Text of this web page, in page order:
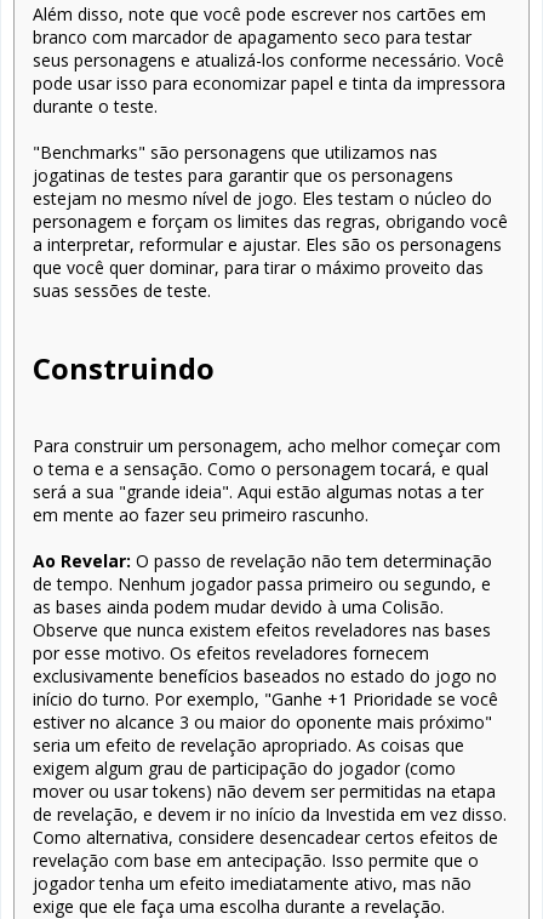
Além disso, note que você pode escrever nos cartões em
branco com marcador de apagamento seco para testar
seus personagens e atualizá-los conforme necessário. Você
pode usar isso para economizar papel e tinta da impressora
durante o teste.
"Benchmarks" são personagens que utilizamos nas
jogatinas de testes para garantir que os personagens
estejam no mesmo nível de jogo. Eles testam o núcleo do
personagem e forçam os limites das regras, obrigando você
a interpretar, reformular e ajustar. Eles são os personagens
que você quer dominar, para tirar o máximo proveito das
suas sessões de teste.
Construindo
Para construir um personagem, acho melhor começar com
o tema e a sensação. Como o personagem tocará, e qual
será a sua "grande ideia". Aqui estão algumas notas a ter
em mente ao fazer seu primeiro rascunho.
Ao Revelar: O passo de revelação não tem determinação
de tempo. Nenhum jogador passa primeiro ou segundo, e
as bases ainda podem mudar devido à uma Colisão.
Observe que nunca existem efeitos reveladores nas bases
por esse motivo. Os efeitos reveladores fornecem
exclusivamente benefícios baseados no estado do jogo no
início do turno. Por exemplo, "Ganhe +1 Prioridade se você
estiver no alcance 3 ou maior do oponente mais próximo"
seria um efeito de revelação apropriado. As coisas que
exigem algum grau de participação do jogador (como
mover ou usar tokens) não devem ser permitidas na etapa
de revelação, e devem ir no início da Investida em vez disso.
Como alternativa, considere desencadear certos efeitos de
revelação com base em antecipação. Isso permite que o
jogador tenha um efeito imediatamente ativo, mas não
exige que ele faça uma escolha durante a revelação.